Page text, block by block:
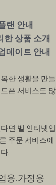
랜 안내
한 상품 소개
데이트 안내
한 생활을 만
폰 서비스도
면 벨 인터넷
주문 서비스
.
용.가정용